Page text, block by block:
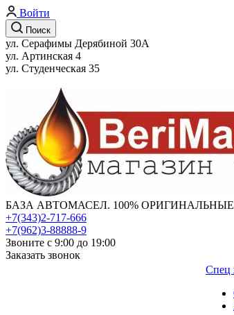
Войти
Поиск
ул. Серафимы Дерябиной 30А
ул. Артинская 4
ул. Студенческая 35
БАЗА АВТОМАСЕЛ. 100%
+7(343)2-717-666
+7(962)3-88888-9
Звоните с 9:00 до 19:00
Заказать звонок
Спец